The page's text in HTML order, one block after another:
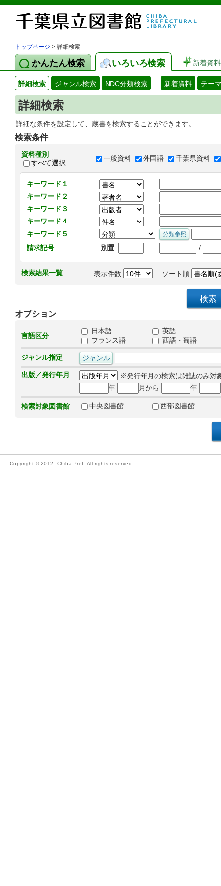
トップページ > 詳細検索
かんたん検索 いろいろ検索 新着資料
詳細検索 ジャンル検索 NDC分類検索 新着資料 テー
詳細検索
詳細な条件を設定して、蔵書を検索することができます。
検索条件
資料種別
すべて選択
一般資料 外国語 千葉県資料
キーワード１
キーワード２
キーワード３
キーワード４
キーワード５
請求記号
別置 /
検索結果一覧 表示件数 ソート順
オプション
言語区分
日本語
英語
フランス語
西語・葡語
ジャンル指定
出版／発行年月
※発行年月の検索は雑誌のみ対
年
月から 年
検索対象図書館 中央図書館 西部図書館
Copyright © 2012- Chiba Pref. All rights reserved.